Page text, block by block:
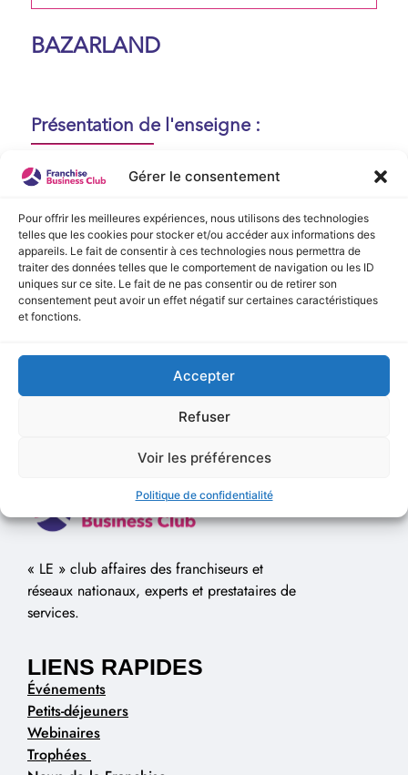
Gérer le consentement
Pour offrir les meilleures expériences, nous utilisons des technologies
telles que les cookies pour stocker et/ou accéder aux informations des
appareils. Le fait de consentir à ces technologies nous permettra de
traiter des données telles que le comportement de navigation ou les ID
uniques sur ce site. Le fait de ne pas consentir ou de retirer son
consentement peut avoir un effet négatif sur certaines caractéristiques
et fonctions.
Accepter
Refuser
Voir les préférences
Politique de confidentialité
BAZARLAND
Présentation de l'enseigne :
Aucune présentation n'est disponible
actuellement !
Vidéo de Présentation
Aucune vidéo disponible.
« LE » club affaires des franchiseurs et
réseaux nationaux, experts et prestataires de
services.
LIENS RAPIDES
Événements
Petits-déjeuners
Webinaires
Trophées